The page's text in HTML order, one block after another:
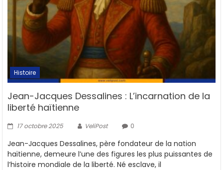
Histoire
Jean-Jacques Dessalines : L’incarnation de la
liberté haïtienne
17 octobre 2025 VeliPost 0
Jean-Jacques Dessalines, père fondateur de la nation
haïtienne, demeure l’une des figures les plus puissantes de
l’histoire mondiale de la liberté. Né esclave, il